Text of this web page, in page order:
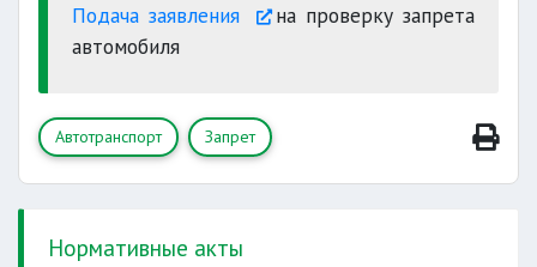
Подача заявления
на проверку запрета
автомобиля
Автотранспорт Запрет
Нормативные акты